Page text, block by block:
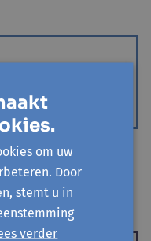
om uw
Door
stemt u in
verder